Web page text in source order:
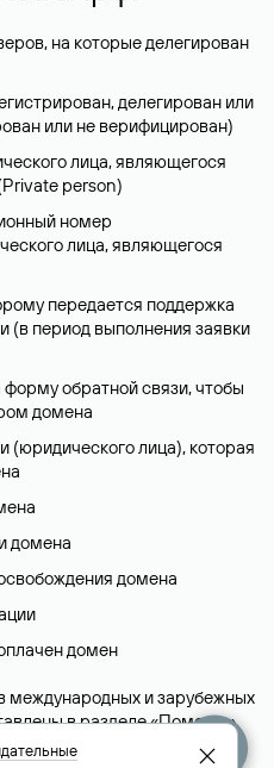
на которые делегирован
делегирован или
или не верифицирован)
лица, являющегося
person)
номер
лица, являющегося
передается поддержка
период выполнения заявки
обратной связи, чтобы
домена
(юридического лица), которая
домена
домена
домен
международных и зарубежных
в разделе «Помощь».
сервиса